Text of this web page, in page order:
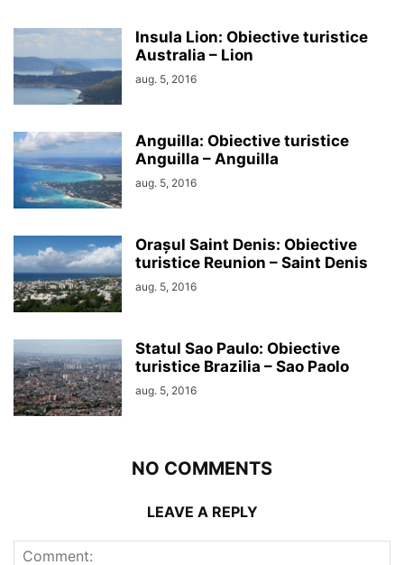
Insula Lion: Obiective turistice
Australia – Lion
aug. 5, 2016
Anguilla: Obiective turistice
Anguilla – Anguilla
aug. 5, 2016
Orașul Saint Denis: Obiective
turistice Reunion – Saint Denis
aug. 5, 2016
Statul Sao Paulo: Obiective
turistice Brazilia – Sao Paolo
aug. 5, 2016
NO COMMENTS
LEAVE A REPLY